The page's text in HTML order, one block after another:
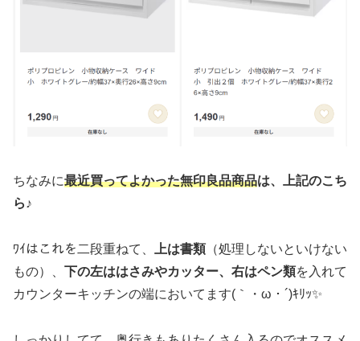
ちなみに最近買ってよかった無印良品商品は、上記のこち
ら♪
ﾜｲはこれを二段重ねて、 上は書類（処理しないといけない
もの）、 下の左ははさみやカッター、右はペン類を入れて
カウンターキッチンの端においてます(｀・ω・´)ｷﾘｯ✨